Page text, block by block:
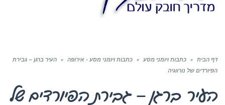
דף הבית » כתבות ויומני מסע » כתבות ויומני מסע - אירופה »
העיר ברגן – גבירת
הפיורדים של נורווגיה
העיר ברגן – גבירת הפיורדים של